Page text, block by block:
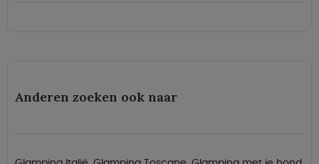
Anderen zoeken ook naar